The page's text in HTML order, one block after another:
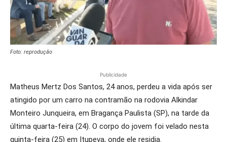
Foto: reprodução
Publicidade
Matheus Mertz Dos Santos, 24 anos, perdeu a vida após ser
atingido por um carro na contramão na rodovia Alkindar
Monteiro Junqueira, em Bragança Paulista (SP), na tarde da
última quarta-feira (24). O corpo do jovem foi velado nesta
quinta-feira (25) em Itupeva, onde ele residia.